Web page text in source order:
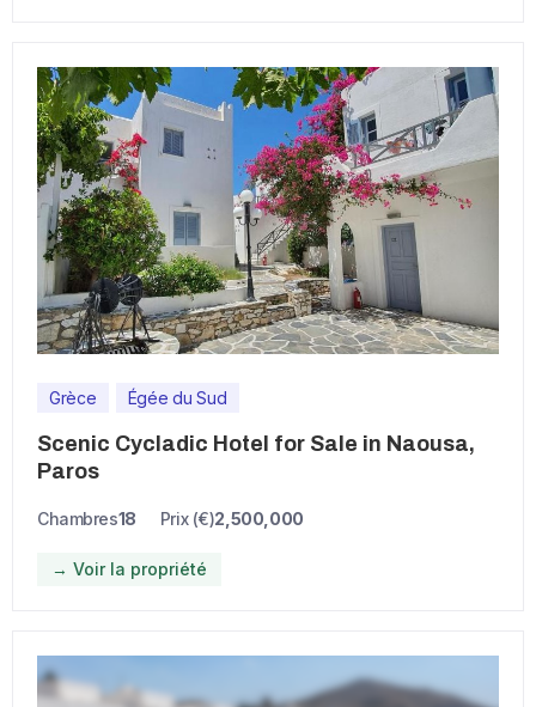
Grèce Égée du Sud
Scenic Cycladic Hotel for Sale in Naousa,
Paros
Chambres18 Prix (€)2,500,000
→ Voir la propriété